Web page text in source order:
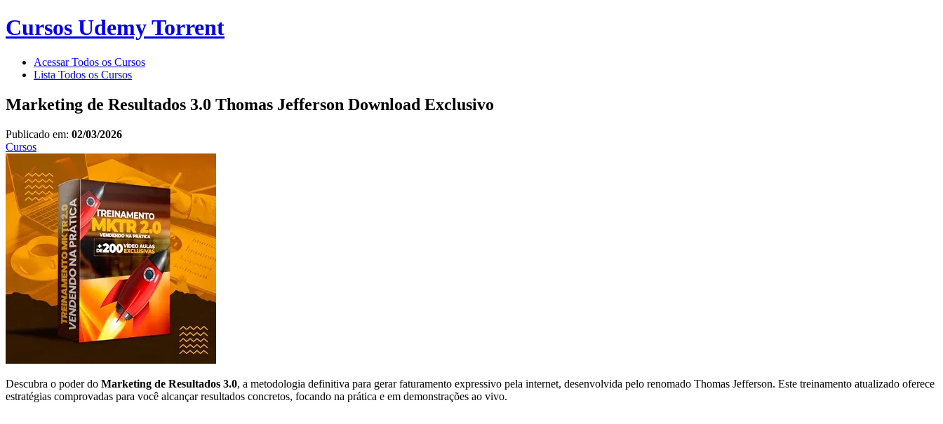
Cursos Udemy Torrent
Acessar Todos os Cursos
Lista Todos os Cursos
Marketing de Resultados 3.0 Thomas Jefferson Download Exclusivo
Publicado em: 02/03/2026
Cursos
Descubra o poder do Marketing de Resultados 3.0, a metodologia definitiva para gerar faturamento expressivo pela internet, desenvolvida pelo renomado Thomas Jefferson. Este treinamento atualizado oferece
estratégias comprovadas para você alcançar resultados concretos, focando na prática e em demonstrações ao vivo.